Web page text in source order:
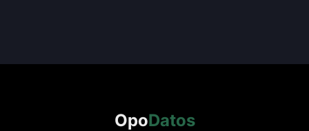
OpoDatos